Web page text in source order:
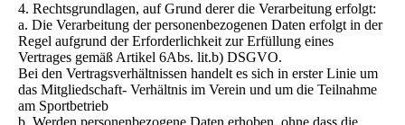
4. Rechtsgrundlagen, auf Grund derer die Verarbeitung erfolgt:
a. Die Verarbeitung der personenbezogenen Daten erfolgt in der
Regel aufgrund der Erforderlichkeit zur Erfüllung eines
Vertrages gemäß Artikel 6Abs. lit.b) DSGVO.
Bei den Vertragsverhältnissen handelt es sich in erster Linie um
das Mitgliedschaft- Verhältnis im Verein und um die Teilnahme
am Sportbetrieb